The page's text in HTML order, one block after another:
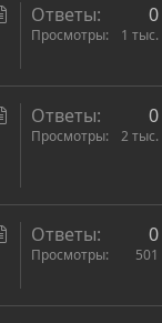
т
Ответы 0
Просмотры 1 тыс.
ь
Ответы 0
Просмотры 2 тыс.
т
Ответы 0
Просмотры 501